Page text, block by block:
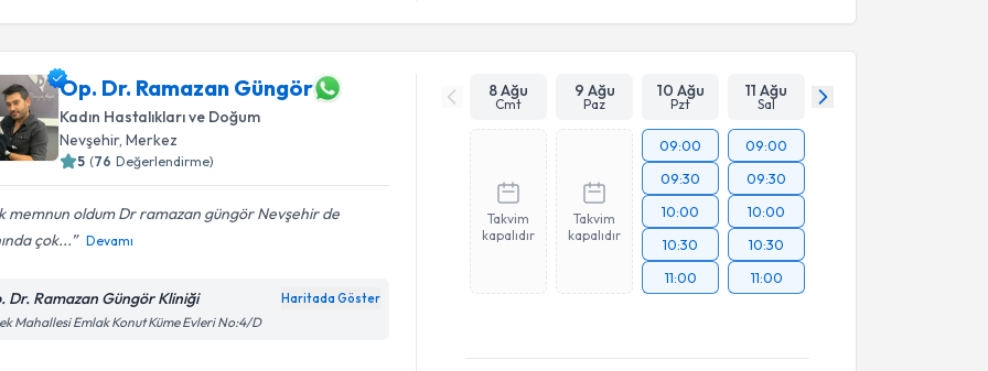
Op. Dr. Ramazan Güngör
Kadın Hastalıkları ve Doğum
Nevşehir, Merkez
5 (76 Değerlendirme)
memnun oldum Dr ramazan güngör Nevşehir de
çok...
Devamı
Dr. Ramazan Güngör Kliniği Haritada Göster
Mahallesi Emlak Konut Küme Evleri No:4/D
8 Ağu
Cmt
9 Ağu
Paz
10 Ağu
Pzt
11 Ağu
Sal
Takvim
kapalıdır
Takvim
kapalıdır
09:00
09:30
10:00
10:30
11:00
09:00
09:30
10:00
10:30
11:00